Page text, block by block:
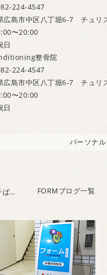
224-4547
島市中区八丁堀6-7 チュリ
〜20:00
日
整骨院
224-4547
島市中区八丁堀6-7 チュリ
〜20:00
日
パーソナ
なぜ同じ子ばかり怪我をするのか？スポーツ障害の共通点 FORMブログ一覧